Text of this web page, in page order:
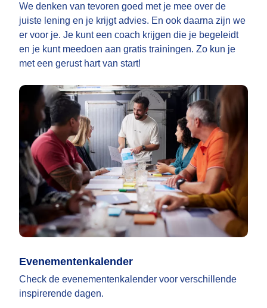
We denken van tevoren goed met je mee over de
juiste lening en je krijgt advies. En ook daarna zijn we
er voor je. Je kunt een coach krijgen die je begeleidt
en je kunt meedoen aan gratis trainingen. Zo kun je
met een gerust hart van start!
Evenementenkalender
Check de evenementenkalender voor verschillende
inspirerende dagen.